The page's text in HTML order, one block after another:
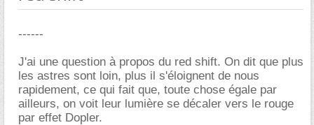
------
J'ai une question à propos du red shift. On dit que plus
les astres sont loin, plus il s'éloignent de nous
rapidement, ce qui fait que, toute chose égale par
ailleurs, on voit leur lumière se décaler vers le rouge
par effet Dopler.